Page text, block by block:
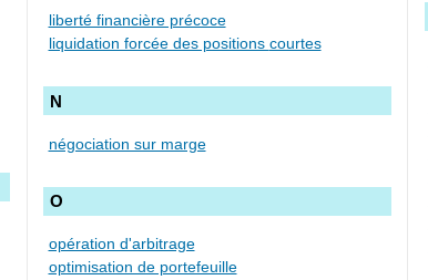
liberté financière précoce
liquidation forcée des positions courtes
N
négociation sur marge
O
opération d'arbitrage
optimisation de portefeuille